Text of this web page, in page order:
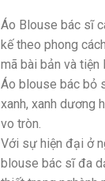
Áo Blouse bác sĩ
kế theo phong
mã bài bản và
Áo blouse bác bỏ
xanh, xanh dương
vo tròn.
Với sự hiện đại ở
blouse bác sĩ đa